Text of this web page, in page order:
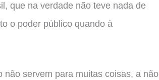
que na verdade não teve nada de
o poder público quando à
servem para muitas coisas, a não